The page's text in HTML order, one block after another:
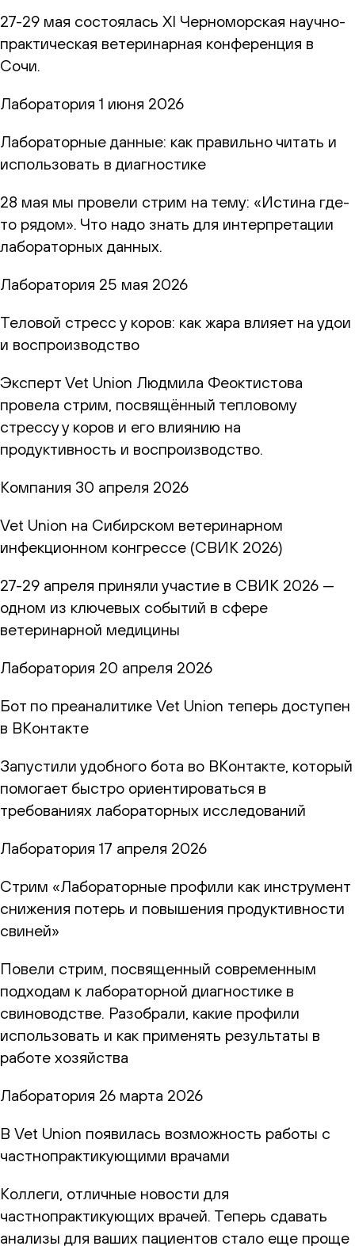
27-29 мая состоялась XI Черноморская научно-
практическая ветеринарная конференция в
Сочи.
Лаборатория 1 июня 2026
Лабораторные данные: как правильно читать и
использовать в диагностике
28 мая мы провели стрим на тему: «Истина где-
то рядом». Что надо знать для интерпретации
лабораторных данных.
Лаборатория 25 мая 2026
Теловой стресс у коров: как жара влияет на удои
и воспроизводство
Эксперт Vet Union Людмила Феоктистова
провела стрим, посвящённый тепловому
стрессу у коров и его влиянию на
продуктивность и воспроизводство.
Компания 30 апреля 2026
Vet Union на Сибирском ветеринарном
инфекционном конгрессе (СВИК 2026)
27-29 апреля приняли участие в СВИК 2026 —
одном из ключевых событий в сфере
ветеринарной медицины
Лаборатория 20 апреля 2026
Бот по преаналитике Vet Union теперь доступен
в ВКонтакте
Запустили удобного бота во ВКонтакте, который
помогает быстро ориентироваться в
требованиях лабораторных исследований
Лаборатория 17 апреля 2026
Стрим «Лабораторные профили как инструмент
снижения потерь и повышения продуктивности
свиней»
Повели стрим, посвященный современным
подходам к лабораторной диагностике в
свиноводстве. Разобрали, какие профили
использовать и как применять результаты в
работе хозяйства
Лаборатория 26 марта 2026
В Vet Union появилась возможность работы с
частнопрактикующими врачами
Коллеги, отличные новости для
частнопрактикующих врачей. Теперь сдавать
анализы для ваших пациентов стало еще проще